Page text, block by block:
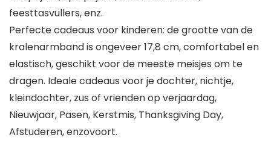
feesttasvullers, enz.
Perfecte cadeaus voor kinderen: de grootte van de
kralenarmband is ongeveer 17,8 cm, comfortabel en
elastisch, geschikt voor de meeste meisjes om te
dragen. Ideale cadeaus voor je dochter, nichtje,
kleindochter, zus of vrienden op verjaardag,
Nieuwjaar, Pasen, Kerstmis, Thanksgiving Day,
Afstuderen, enzovoort.